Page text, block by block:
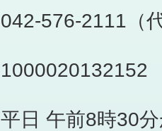
042-576-2111（
1000020132152
平日 午前8時30